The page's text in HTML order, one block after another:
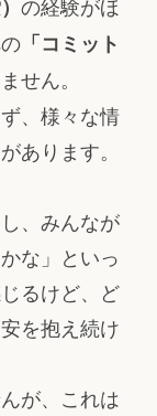
「コミット
せん。
、様々な情
あります。
、みんなが
な」といっ
るけど、ど
を抱え続け
が、これは